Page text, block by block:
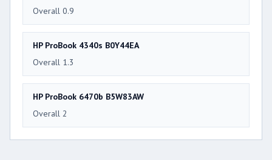
Overall 0.9
HP ProBook 4340s B0Y44EA
Overall 1.3
HP ProBook 6470b B5W83AW
Overall 2